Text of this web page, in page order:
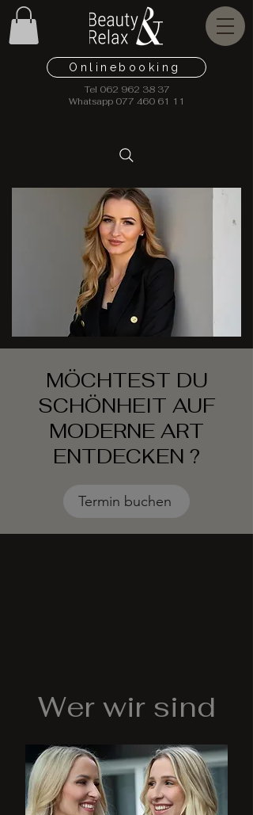
Onlinebooking
Tel 062 962 38 37
Whatsapp 077 460 61 11
MÖCHTEST DU
SCHÖNHEIT AUF
MODERNE ART
ENTDECKEN ?
Termin buchen
Wer wir sind